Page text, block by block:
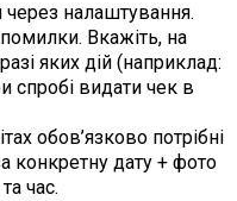
налаштування.
Вкажіть, на
яких дій (наприклад:
спробі видати чек в
обов’язково потрібні
конкретну дату + фото
час.